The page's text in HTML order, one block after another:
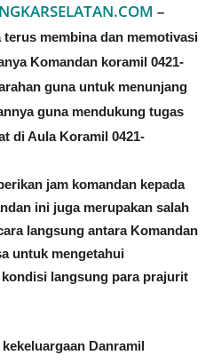
–
terus membina dan memotivasi
Komandan koramil 0421-
guna untuk menunjang
guna mendukung tugas
di Aula Koramil 0421-
jam komandan kepada
ini juga merupakan salah
langsung antara Komandan
untuk mengetahui
langsung para prajurit
Danramil